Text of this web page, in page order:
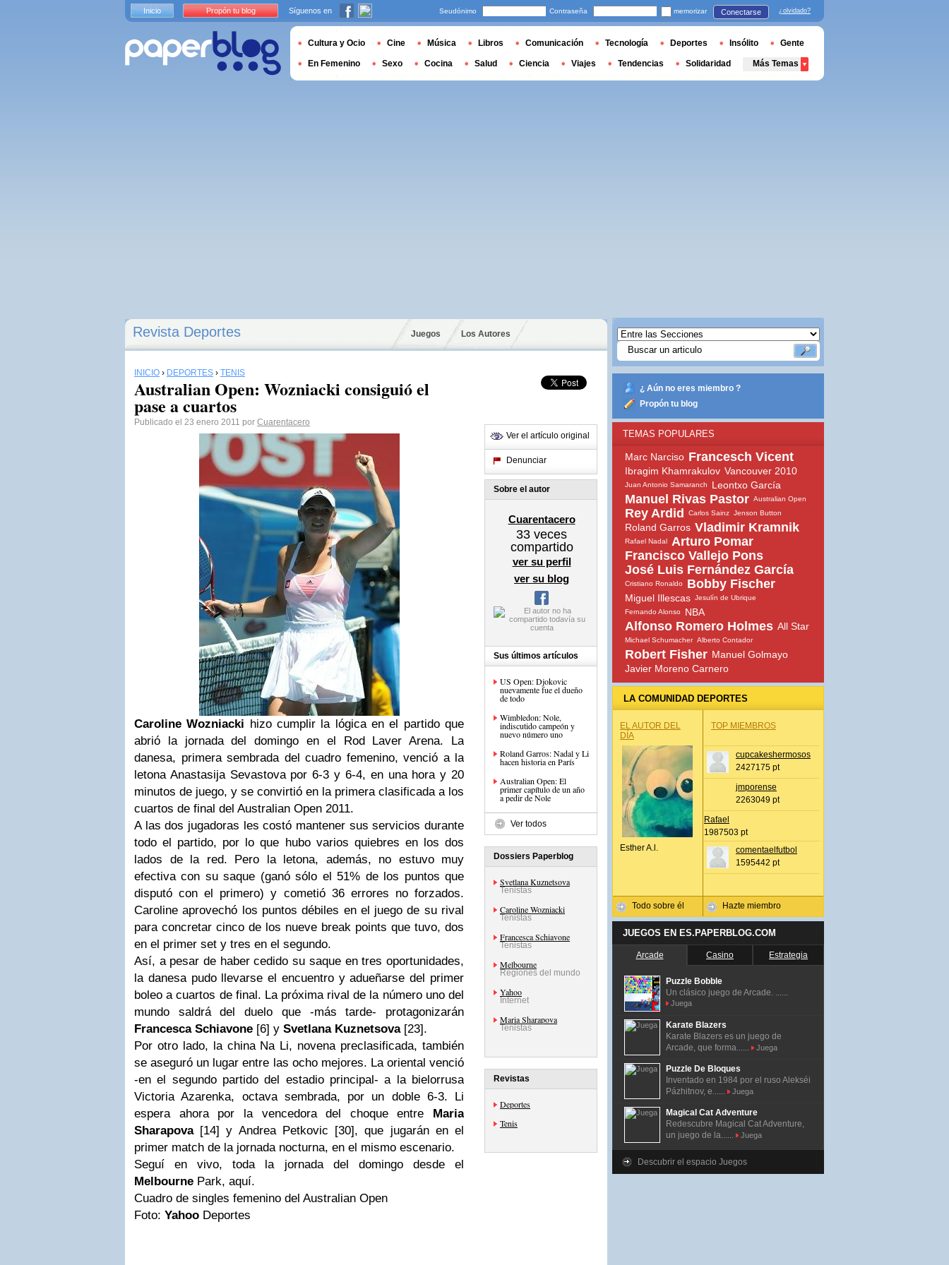
Revista Deportes Juegos Los Autores
INICIO › DEPORTES › TENIS
Australian Open: Wozniacki consiguió el
pase a cuartos
Publicado el 23 enero 2011 por Cuarentacero
Caroline Wozniacki hizo cumplir la lógica en el partido que
abrió la jornada del domingo en el Rod Laver Arena. La
danesa, primera sembrada del cuadro femenino, venció a la
letona Anastasija Sevastova por 6-3 y 6-4, en una hora y 20
minutos de juego, y se convirtió en la primera clasificada a los
cuartos de final del Australian Open 2011.
A las dos jugadoras les costó mantener sus servicios durante
todo el partido, por lo que hubo varios quiebres en los dos
lados de la red. Pero la letona, además, no estuvo muy
efectiva con su saque (ganó sólo el 51% de los puntos que
disputó con el primero) y cometió 36 errores no forzados.
Caroline aprovechó los puntos débiles en el juego de su rival
para concretar cinco de los nueve break points que tuvo, dos
en el primer set y tres en el segundo.
Así, a pesar de haber cedido su saque en tres oportunidades,
la danesa pudo llevarse el encuentro y adueñarse del primer
boleo a cuartos de final. La próxima rival de la número uno del
mundo saldrá del duelo que -más tarde- protagonizarán
Francesca Schiavone [6] y Svetlana Kuznetsova[23].
Por otro lado, la china Na Li, novena preclasificada, también
se aseguró un lugar entre las ocho mejores. La oriental venció
-en el segundo partido del estadio principal- a la bielorrusa
Victoria Azarenka, octava sembrada, por un doble 6-3. Li
espera ahora por la vencedora del choque entre Maria
Sharapova[14] y Andrea Petkovic [30], que jugarán en el
primer match de la jornada nocturna, en el mismo escenario.
Seguí en vivo, toda la jornada del domingo desde el
Melbourne Park, aquí.
Cuadro de singles femenino del Australian Open
Foto: Yahoo Deportes
Ver el artículo original
Denunciar
Sobre el autor
Cuarentacero
33 veces
compartido
ver su perfil
ver su blog
Sus últimos artículos
US Open: Djokovic
nuevamente fue el dueño
de todo
Wimbledon: Nole,
indiscutido campeón y
nuevo número uno
Roland Garros: Nadal y Li
hacen historia en París
Australian Open: El
primer capítulo de un año
a pedir de Nole
Ver todos
Dossiers Paperblog
Svetlana Kuznetsova
Tenistas
Caroline Wozniacki
Tenistas
Francesca Schiavone
Tenistas
Melbourne
Regiones del mundo
Yahoo
Internet
Maria Sharapova
Tenistas
Revistas
Deportes
Tenis
¿ Aún no eres miembro ?
Propón tu blog
TEMAS POPULARES
Marc Narciso Francesch Vicent
Ibragim Khamrakulov Vancouver 2010
Juan Antonio Samaranch Leontxo García
Manuel Rivas Pastor Australian Open
Rey Ardid Carlos Sainz Jenson Button
Roland Garros Vladimir Kramnik
Rafael Nadal Arturo Pomar
Francisco Vallejo Pons
José Luis Fernández García
Cristiano Ronaldo Bobby Fischer
Miguel Illescas Jesulín de Ubrique
Fernando Alonso
NBA
Alfonso Romero Holmes All Star
Michael Schumacher Alberto Contador
Robert Fisher Manuel Golmayo
Javier Moreno Carnero
LA COMUNIDAD DEPORTES
EL AUTOR DEL
DÍA
Esther A.l.
Todo sobre él
TOP MIEMBROS
cupcakeshermosos
2427175 pt
jmporense
2263049 pt
Rafael
1987503 pt
comentaelfutbol
1595442 pt
Hazte miembro
JUEGOS EN ES.PAPERBLOG.COM
Arcade Casino Estrategia
Puzzle Bobble
Un clásico juego de Arcade. ......
Juega
Karate Blazers
Karate Blazers es un juego de
Arcade, que forma......
Juega
Puzzle De Bloques
Inventado en 1984 por el ruso Alekséi
Pázhitnov, e......
Juega
Magical Cat Adventure
Redescubre Magical Cat Adventure,
un juego de la......
Juega
Descubrir el espacio Juegos
Inicio Propón tu blog Síguenos en Seudónimo Contraseña memorizar Conectarse ¿olvidado?
Cultura y Ocio Cine Música Libros Comunicación Tecnología Deportes Insólito Gente
En Femenino Sexo Cocina Salud Ciencia Viajes Tendencias Solidaridad Más Temas